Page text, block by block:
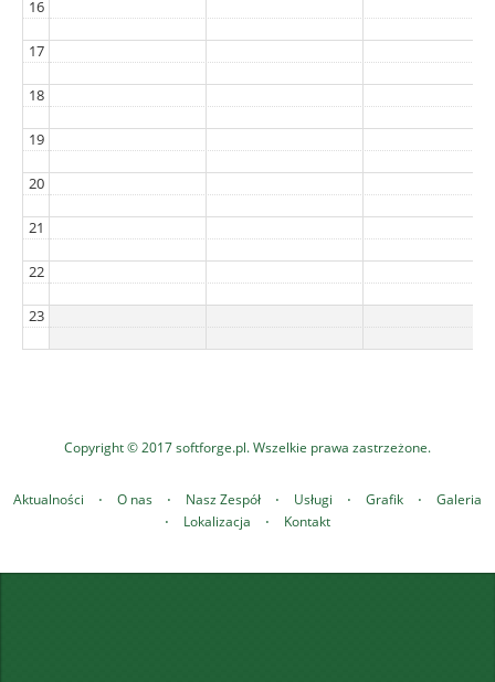
16
17
18
19
20
21
22
23
Copyright © 2017softforge.pl. Wszelkie prawa zastrzeżone.
Aktualności ⋅ O nas ⋅ Nasz Zespół ⋅ Usługi ⋅ Grafik ⋅
Galeria
⋅
Lokalizacja ⋅ Kontakt